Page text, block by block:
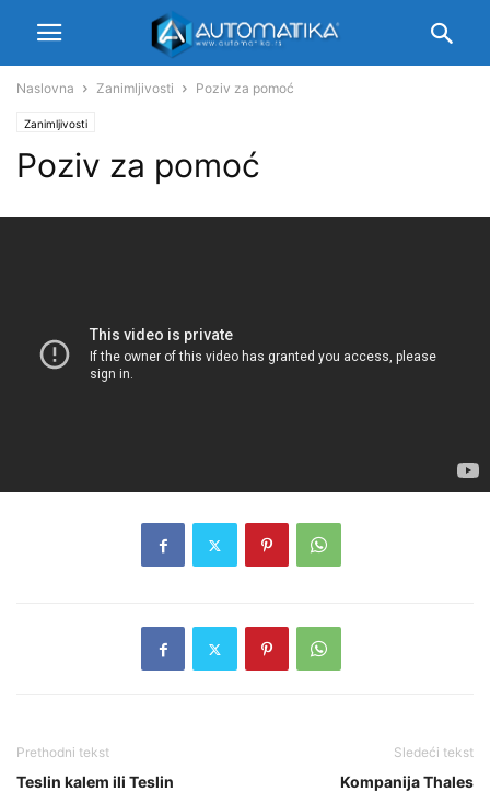
Naslovna Zanimljivosti Poziv za pomoć
Zanimljivosti
Poziv za pomoć
Prethodni tekst
Teslin kalem ili Teslin
Sledeći tekst
Kompanija Thales